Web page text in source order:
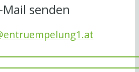
Mail senden